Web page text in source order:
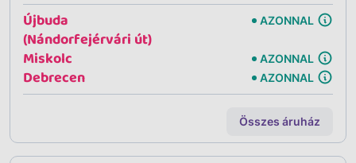
Újbuda
(Nándorfejérvári út)
AZONNAL
Miskolc AZONNAL
Debrecen AZONNAL
Összes áruház